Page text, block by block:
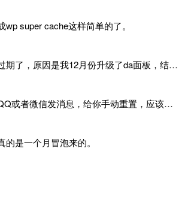
wp super cache这样简单的了。
是的证书过期了，原因是我12月份升级了da面板，结果后台证书就不更新了，目前还在排查问题。切换PHP版本现在没有了，因为DA新版不支持。
可以给我QQ或者微信发消息，给你手动重置，应该是服务器插件有问题了，这个wp的主题太老了，导致现在好多的问题，网站的签到功能也是因为这个原因导致的。
的是一个月冒泡来的。